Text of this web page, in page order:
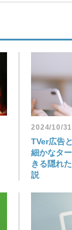
2024/10/31
TVer広告
細かなタ
きる隠れ
説